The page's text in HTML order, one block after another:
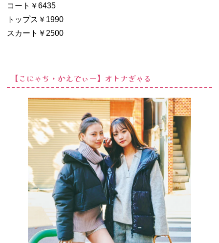
コート￥6435
トップス￥1990
スカート￥2500
【こにゃち・かえでぃー】オトナぎゃる